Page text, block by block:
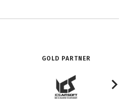
GOLD PARTNER